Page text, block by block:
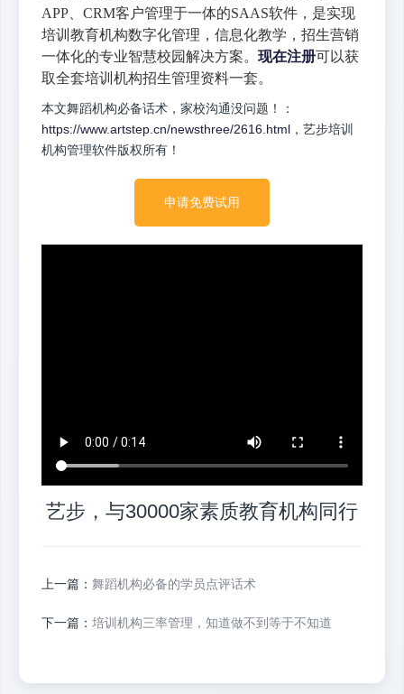
APP、CRM客户管理于一体的SAAS软件，是实现
培训教育机构数字化管理，信息化教学，招生营销
一体化的专业智慧校园解决方案。 现在注册可以获
取全套培训机构招生管理资料一套。
本文舞蹈机构必备话术，家校沟通没问题！：
https://www.artstep.cn/newsthree/2616.html ，艺步培训
机构管理软件版权所有！
申请免费试用
艺步，与30000家素质教育机构同行
上一篇： 舞蹈机构必备的学员点评话术
下一篇： 培训机构三率管理，知道做不到等于不知道